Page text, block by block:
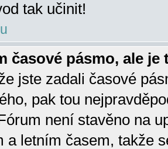
tak učinit!
časové pásmo, ale je
jste zadali časové
pak tou
není stavěno na
a letním časem, takže